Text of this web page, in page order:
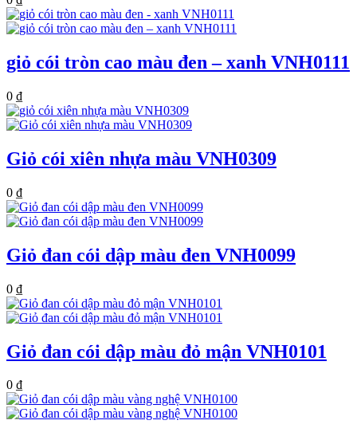
giỏ cói tròn cao màu đen – xanh VNH0111
0 ₫
Giỏ cói xiên nhựa màu VNH0309
0 ₫
Giỏ đan cói dập màu đen VNH0099
0 ₫
Giỏ đan cói dập màu đỏ mận VNH0101
0 ₫